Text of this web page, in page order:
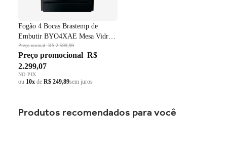
Fogão 4 Bocas Brastemp de
Embutir BYO4XAE Mesa Vidro
Grade em Ferro Fundido Dupla
Chama Preto Bivolt
Preço normalR$ 2.599,99
Preço promocional R$
2.299,07
NO PIX
ou 10x de R$ 249,89sem juros
Produtos recomendados para você